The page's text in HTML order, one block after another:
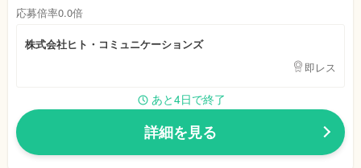
応募倍率0.0倍
株式会社ヒト・コミュニケーションズ
即レス
あと4日で終了
詳細を見る